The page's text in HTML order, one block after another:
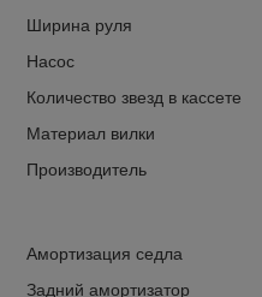
Ширина руля
Насос
Количество звезд в кассете
Материал вилки
Производитель
Амортизация седла
Задний амортизатор